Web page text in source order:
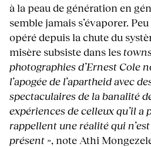
à la peau de génération en
semble jamais s’évaporer.
opéré depuis la chute du
misère subsiste dans les
photographies d’Ernest Cole
l’apogée de l’apartheid avec
spectaculaires de la banalité
expériences de celleux qu’il a
rappellent une réalité qui
présent », note Athi